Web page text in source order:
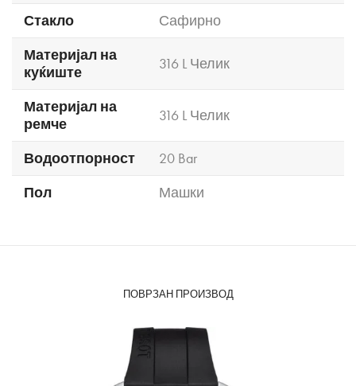
Стакло
Сафирно
Материјал на
куќиште
316 L Челик
Материјал на
ремче
316 L Челик
Водоотпорност
20 Bar
Пол
Машки
ПОВРЗАН ПРОИЗВОД